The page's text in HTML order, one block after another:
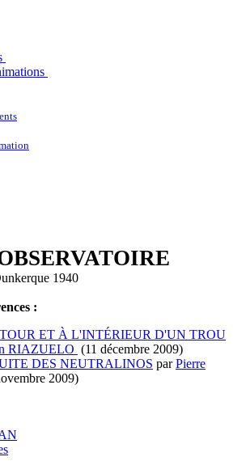
1940
:
ET À L'INTÉRIEUR D'UN TROU
RIAZUELO (11 décembre 2009)
DES NEUTRALINOS parPierre
2009)